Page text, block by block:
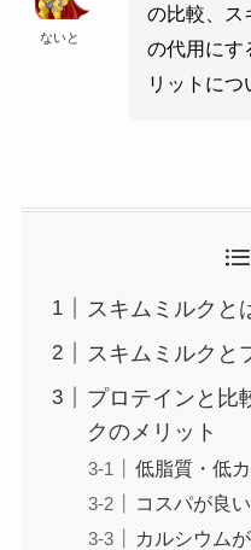
ないと
の比較、ス
の代用にす
リットにつ
スキムミルクと
スキムミルクと
プロテインと比
クのメリット
低脂質・低
コスパが良い
カルシウム